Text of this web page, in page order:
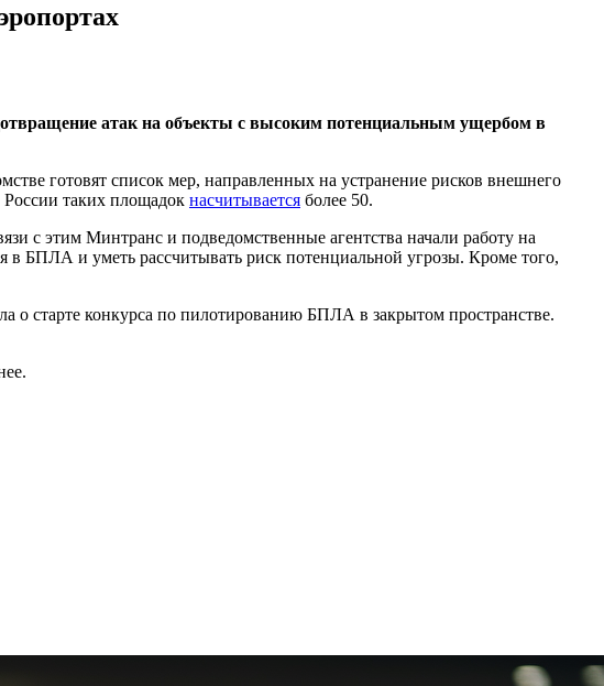
атак на объекты с высоким потенциальным ущербом в
готовят список мер, направленных на устранение рисков внешнего
таких площадок насчитывается более 50.
с этим Минтранс и подведомственные агентства начали работу на
БПЛА и уметь рассчитывать риск потенциальной угрозы. Кроме того,
о старте конкурса по пилотированию БПЛА в закрытом пространстве.